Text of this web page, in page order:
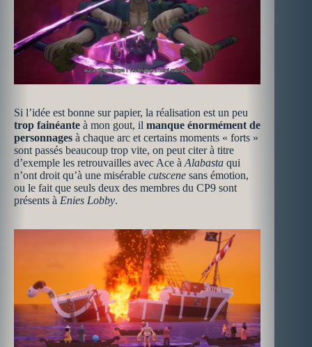
Si l’idée est bonne sur papier, la réalisation est un peu
trop fainéante à mon gout, il manque énormément de
personnages à chaque arc et certains moments « forts »
sont passés beaucoup trop vite, on peut citer à titre
d’exemple les retrouvailles avec Ace à Alabasta qui
n’ont droit qu’à une misérable cutscene sans émotion,
ou le fait que seuls deux des membres du CP9 sont
présents à Enies Lobby.